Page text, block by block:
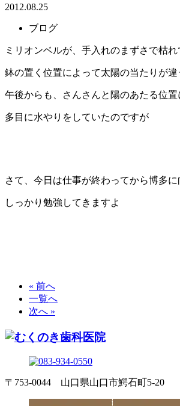
2012.08.25
ブログ
ミリオンベルが、手入れのまずさで枯
鉢の置く位置によって太陽の当たりが違
午後からも、さんさんと陽のあたる位
多目に水やりをしていたのですが
さて、今日は仕事が終わってから博多
しっかり勉強してきますよ
« 前へ
一覧へ
次へ »
〒753-0044 山口県山口市鰐石町5-20